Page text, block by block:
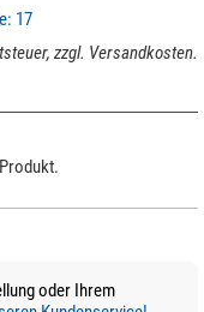
17
zzgl. Versandkosten.
oder Ihrem